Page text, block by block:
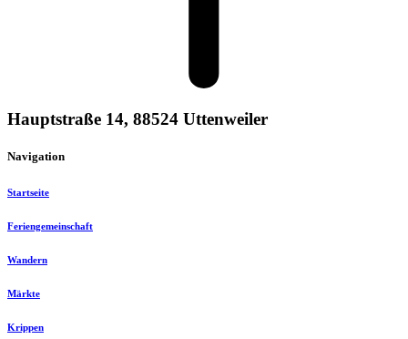
Hauptstraße 14, 88524 Uttenweiler
Navigation
Startseite
Feriengemeinschaft
Wandern
Märkte
Krippen